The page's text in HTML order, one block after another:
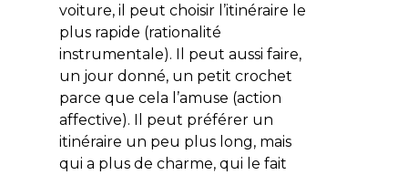
voiture, il peut choisir l’itinéraire le
plus rapide (rationalité
instrumentale). Il peut aussi faire,
un jour donné, un petit crochet
parce que cela l’amuse (action
affective). Il peut préférer un
itinéraire un peu plus long, mais
qui a plus de charme, qui le fait